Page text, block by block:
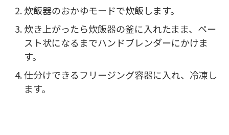
炊飯器のおかゆモードで炊飯します。
炊き上がったら炊飯器の釜に入れたまま、ペー
スト状になるまでハンドブレンダーにかけま
す。
仕分けできるフリージング容器に入れ、冷凍し
ます。